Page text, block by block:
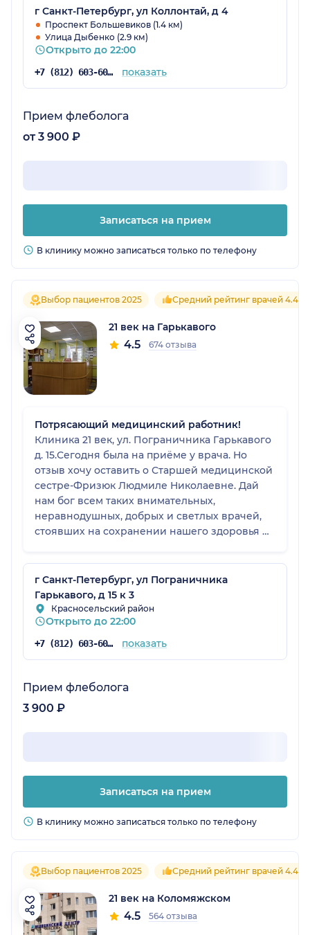
г Санкт-Петербург, ул Коллонтай, д 4
Проспект Большевиков (1.4 км)
Улица Дыбенко (2.9 км)
Открыто до 22:00
+7 (812) 603-60-42 показать
Прием флеболога
от 3 900 ₽
Записаться на прием
В клинику можно записаться только по телефону
Выбор пациентов 2025 Средний рейтинг врачей 4.4
21 век на Гарькавого
4.5 674 отзыва
Потрясающий медицинский работник!
Клиника 21 век, ул. Пограничника Гарькавого
д. 15.Сегодня была на приёме у врача. Но
отзыв хочу оставить о Старшей медицинской
сестре-Фризюк Людмиле Николаевне. Дай
нам бог всем таких внимательных,
неравнодушных, добрых и светлых врачей,
стоявших на сохранении нашего здоровья и
желающих помочь! Потрясающий
медицинский работник! При мне произошло
недоразумение с одним из проходящих
обследование пациентов, вёл он себя крайне
не правильно, агрессивно и эмоционально.
Людмила Николаевна вошла в положение
Большое ей спасибо за проявленное
стороны за происходящим была просто
ценить!
г Санкт-Петербург, ул Пограничника
Гарькавого, д 15 к 3
Красносельский район
Открыто до 22:00
+7 (812) 603-60-42 показать
Прием флеболога
3 900 ₽
Записаться на прием
В клинику можно записаться только по телефону
Выбор пациентов 2025 Средний рейтинг врачей 4.4
21 век на Коломяжском
4.5 564 отзыва